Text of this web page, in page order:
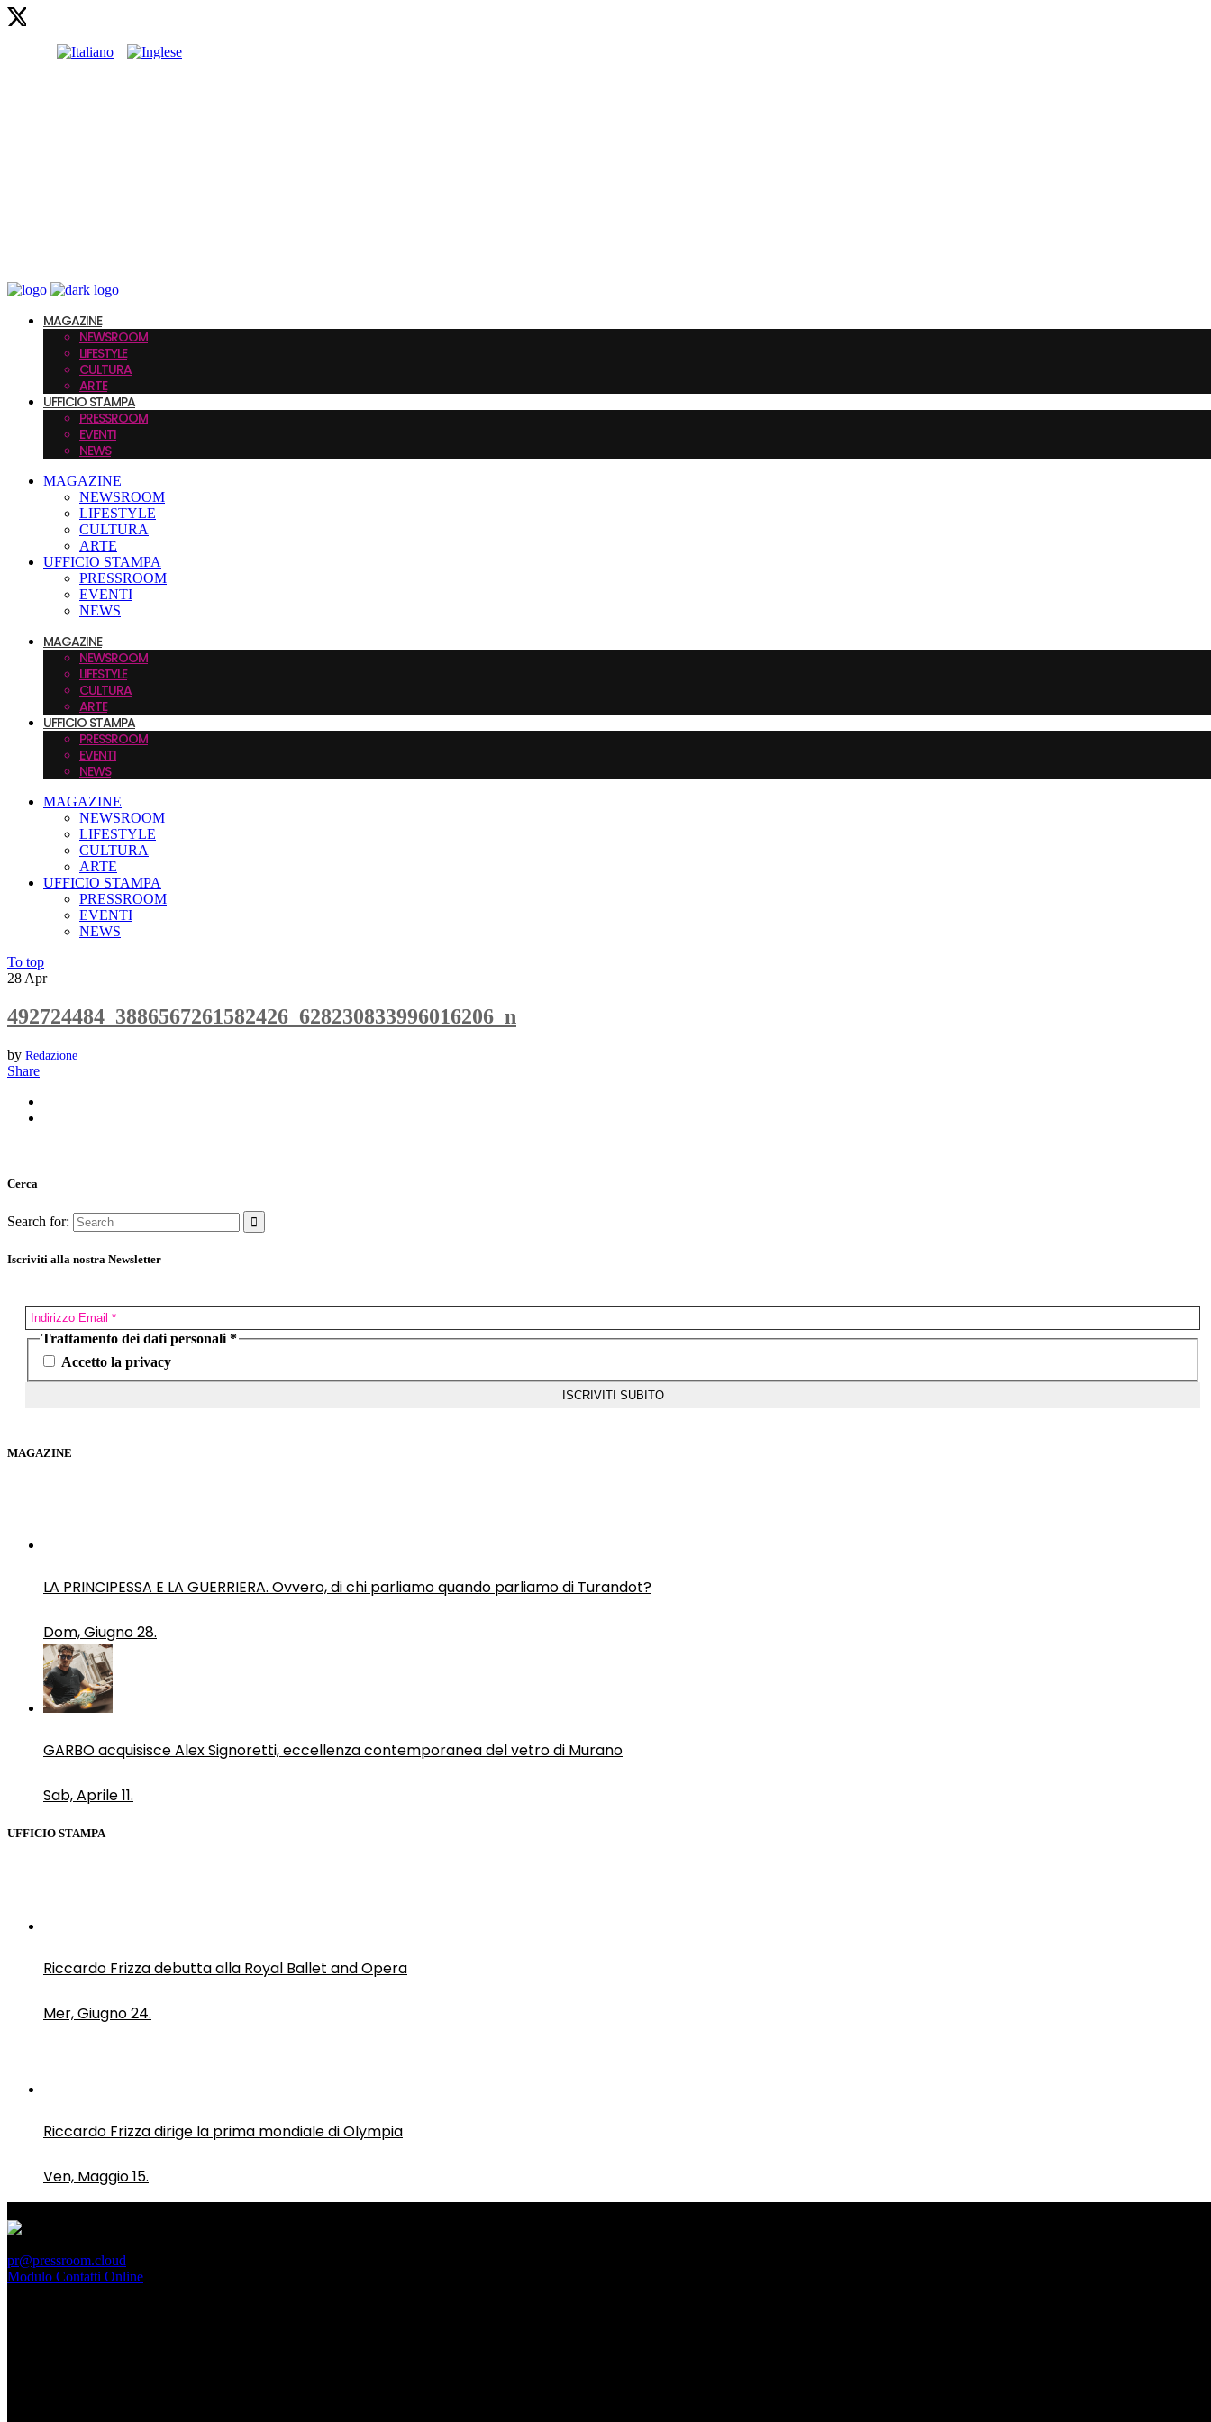
MAGAZINE
NEWSROOM
LIFESTYLE
CULTURA
ARTE
UFFICIO STAMPA
PRESSROOM
EVENTI
NEWS
MAGAZINE
NEWSROOM
LIFESTYLE
CULTURA
ARTE
UFFICIO STAMPA
PRESSROOM
EVENTI
NEWS
MAGAZINE
NEWSROOM
LIFESTYLE
CULTURA
ARTE
UFFICIO STAMPA
PRESSROOM
EVENTI
NEWS
MAGAZINE
NEWSROOM
LIFESTYLE
CULTURA
ARTE
UFFICIO STAMPA
PRESSROOM
EVENTI
NEWS
To top
28 Apr
492724484_3886567261582426_628230833996016206_n
by Redazione
Share
Cerca
Search for:
Iscriviti alla nostra Newsletter
Trattamento dei dati personali *
Accetto la privacy
MAGAZINE
LA PRINCIPESSA E LA GUERRIERA. Ovvero, di chi parliamo quando parliamo di Turandot?
Dom, Giugno 28.
GARBO acquisisce Alex Signoretti, eccellenza contemporanea del vetro di Murano
Sab, Aprile 11.
UFFICIO STAMPA
Riccardo Frizza debutta alla Royal Ballet and Opera
Mer, Giugno 24.
Riccardo Frizza dirige la prima mondiale di Olympia
Ven, Maggio 15.
pr@pressroom.cloud
Modulo Contatti Online